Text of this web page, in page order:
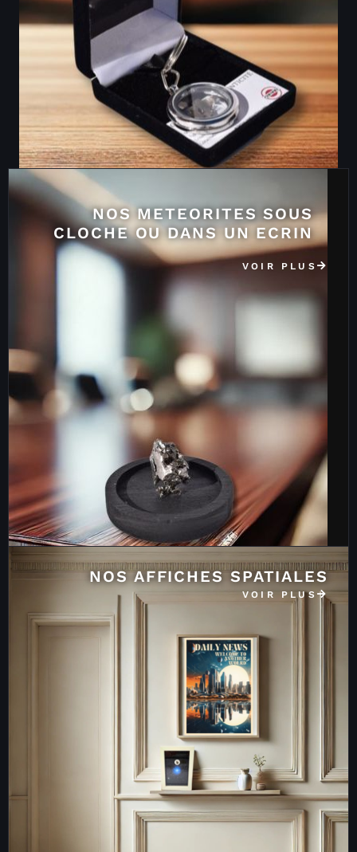
NOS METEORITES SOUS
CLOCHE OU DANS UN ECRIN
VOIR PLUS
NOS AFFICHES SPATIALES
VOIR PLUS